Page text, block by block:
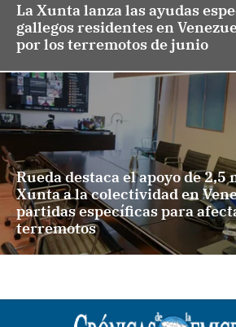
La Xunta lanza las ayudas
gallegos residentes en
por los terremotos de junio
Rueda destaca el apoyo de 2,5
Xunta a la colectividad en
partidas específicas para
terremotos